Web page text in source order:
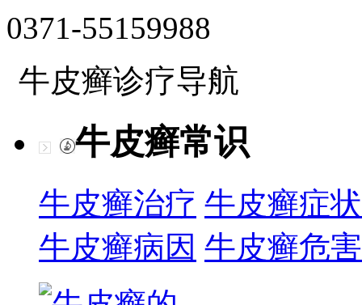
0371-55159988
牛皮癣诊疗导航
牛皮癣常识
牛皮癣治疗 牛皮癣症状
牛皮癣病因 牛皮癣危害